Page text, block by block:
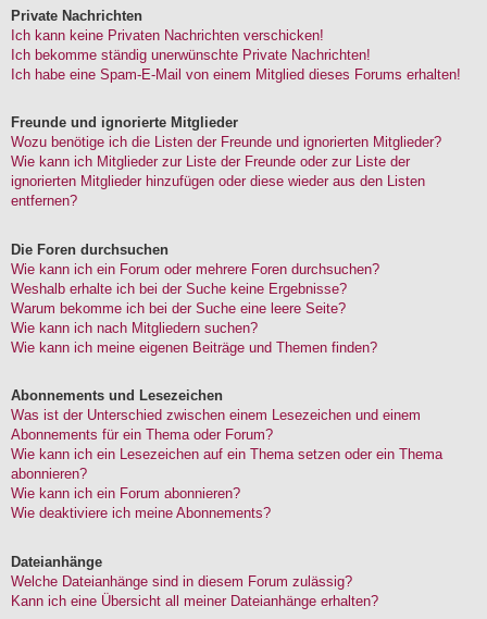
Private Nachrichten
Ich kann keine Privaten Nachrichten verschicken!
Ich bekomme ständig unerwünschte Private Nachrichten!
Ich habe eine Spam-E-Mail von einem Mitglied dieses Forums erhalten!
Freunde und ignorierte Mitglieder
Wozu benötige ich die Listen der Freunde und ignorierten Mitglieder?
Wie kann ich Mitglieder zur Liste der Freunde oder zur Liste der
ignorierten Mitglieder hinzufügen oder diese wieder aus den Listen
entfernen?
Die Foren durchsuchen
Wie kann ich ein Forum oder mehrere Foren durchsuchen?
Weshalb erhalte ich bei der Suche keine Ergebnisse?
Warum bekomme ich bei der Suche eine leere Seite?
Wie kann ich nach Mitgliedern suchen?
Wie kann ich meine eigenen Beiträge und Themen finden?
Abonnements und Lesezeichen
Was ist der Unterschied zwischen einem Lesezeichen und einem
Abonnements für ein Thema oder Forum?
Wie kann ich ein Lesezeichen auf ein Thema setzen oder ein Thema
abonnieren?
Wie kann ich ein Forum abonnieren?
Wie deaktiviere ich meine Abonnements?
Dateianhänge
Welche Dateianhänge sind in diesem Forum zulässig?
Kann ich eine Übersicht all meiner Dateianhänge erhalten?